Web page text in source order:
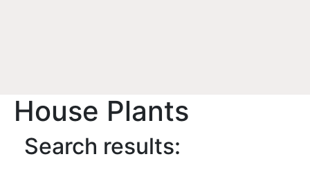
House Plants
Search results: